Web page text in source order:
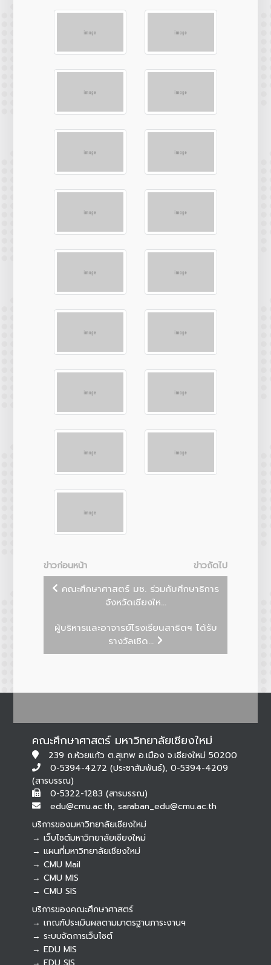
ข่าวก่อนหน้า
ข่าวถัดไป
คณะศึกษาศาสตร์ มช. ร่วมกับศึกษาธิการ
จังหวัดเชียงให...
ผู้บริหารและอาจารย์โรงเรียนสาธิตฯ ได้รับ
รางวัลเชิด...
คณะศึกษาศาสตร์ มหาวิทยาลัยเชียงใหม่
239 ถ.ห้วยแก้ว ต.สุเทพ อ.เมือง จ.เชียงใหม่ 50200
0-5394-4272 (ประชาสัมพันธ์), 0-5394-4209
(สารบรรณ)
0-5322-1283 (สารบรรณ)
edu@cmu.ac.th, saraban_edu@cmu.ac.th
บริการของมหาวิทยาลัยเชียงใหม่
→ เว็บไซต์มหาวิทยาลัยเชียงใหม่
→ แผนที่มหาวิทยาลัยเชียงใหม่
→ CMU Mail
→ CMU MIS
→ CMU SIS
บริการของคณะศึกษาศาสตร์
→ เกณฑ์ประเมินผลตามมาตรฐานภาระงานฯ
→ ระบบจัดการเว็บไซต์
→ EDU MIS
Botnoi Assistant
Connecting…